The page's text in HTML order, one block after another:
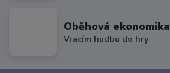
Oběhová ekonomika
Vracím hudbu do hry